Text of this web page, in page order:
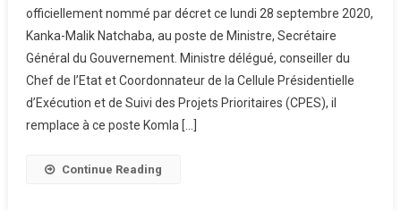
officiellement nommé par décret ce lundi 28 septembre 2020,
Kanka-Malik Natchaba, au poste de Ministre, Secrétaire
Général du Gouvernement. Ministre délégué, conseiller du
Chef de l’Etat et Coordonnateur de la Cellule Présidentielle
d’Exécution et de Suivi des Projets Prioritaires (CPES), il
remplace à ce poste Komla […]
Continue Reading